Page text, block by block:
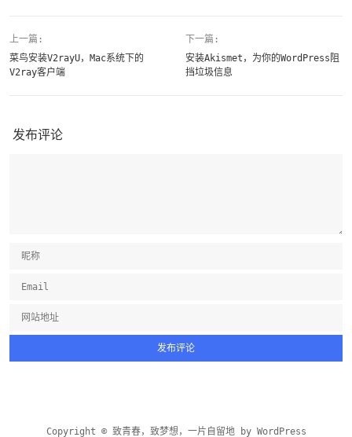
上一篇:
菜鸟安装V2rayU，Mac系统下的
V2ray客户端
下一篇:
安装Akismet，为你的WordPress阻
挡垃圾信息
发布评论
Copyright © 致青春，致梦想，一片自留地 by WordPress